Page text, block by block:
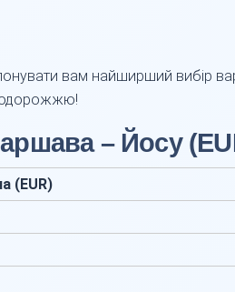
вам найширший вибір
– Йосу
(EUR)